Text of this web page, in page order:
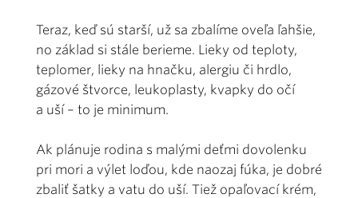
Teraz, keď sú starší, už sa zbalíme oveľa ľahšie,
no základ si stále berieme. Lieky od teploty,
teplomer, lieky na hnačku, alergiu či hrdlo,
gázové štvorce, leukoplasty, kvapky do očí
a uší – to je minimum.
Ak plánuje rodina s malými deťmi dovolenku
pri mori a výlet loďou, kde naozaj fúka, je dobré
zbaliť šatky a vatu do uší. Tiež opaľovací krém,